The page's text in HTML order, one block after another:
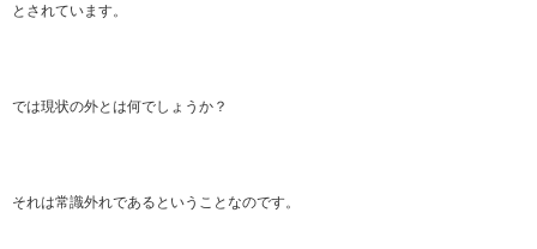
とされています。
では現状の外とは何でしょうか？
それは常識外れであるということなのです。